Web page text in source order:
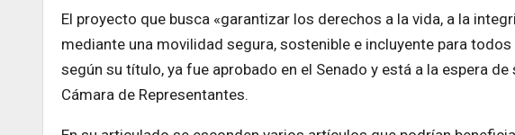
El proyecto que busca «garantizar los derechos a la vida, a la
mediante una movilidad segura, sostenible e incluyente para
según su título, ya fue aprobado en el Senado y está a la espera
Cámara de Representantes.